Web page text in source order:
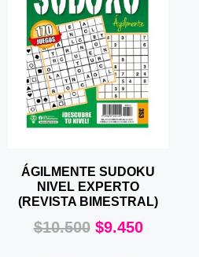
ÁGILMENTE SUDOKU
NIVEL EXPERTO
(REVISTA BIMESTRAL)
$10.500 $9.450